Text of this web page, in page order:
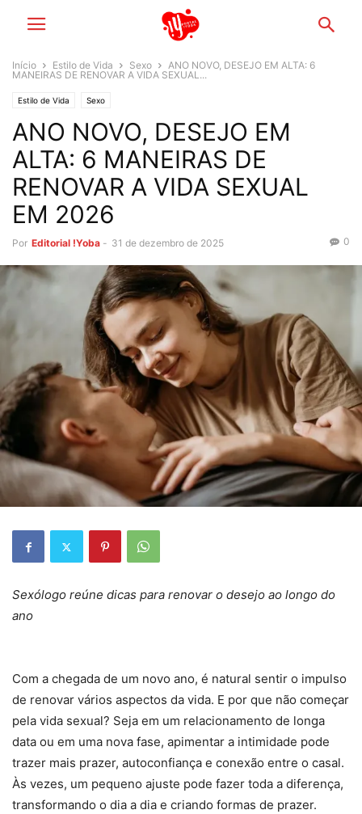
Início Estilo de Vida Sexo
ANO NOVO, DESEJO EM ALTA: 6
MANEIRAS DE RENOVAR A VIDA SEXUAL...
Estilo de Vida Sexo
ANO NOVO, DESEJO EM
ALTA: 6 MANEIRAS DE
RENOVAR A VIDA SEXUAL
EM 2026
Por Editorial !Yoba - 31 de dezembro de 2025 0
Sexólogo reúne dicas para renovar o desejo ao longo do
ano
Com a chegada de um novo ano, é natural sentir o impulso
de renovar vários aspectos da vida. E por que não começar
pela vida sexual? Seja em um relacionamento de longa
data ou em uma nova fase, apimentar a intimidade pode
trazer mais prazer, autoconfiança e conexão entre o casal.
Às vezes, um pequeno ajuste pode fazer toda a diferença,
transformando o dia a dia e criando formas de prazer.